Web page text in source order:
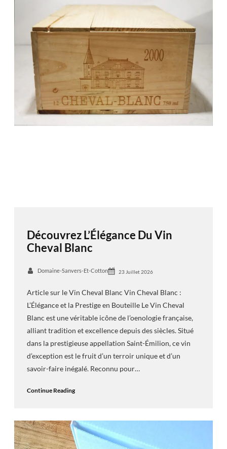
Découvrez L’Élégance Du Vin
Cheval Blanc
Domaine-Sanvers-Et-Cotton 23 Juillet 2026
Article sur le Vin Cheval Blanc Vin Cheval Blanc :
L’Élégance et la Prestige en Bouteille Le Vin Cheval
Blanc est une véritable icône de l’oenologie française,
alliant tradition et excellence depuis des siècles. Situé
dans la prestigieuse appellation Saint-Émilion, ce vin
d’exception est le fruit d’un terroir unique et d’un
savoir-faire inégalé. Reconnu pour…
Continue Reading